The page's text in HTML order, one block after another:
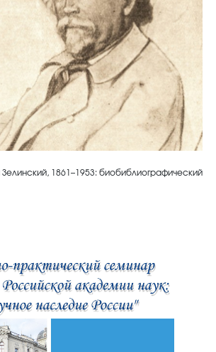
1861–1953: биобиблиографический